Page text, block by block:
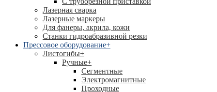
Лазерная сварка
Лазерные маркеры
Для фанеры, акрила, кожи
Станки гидроабразивной резки
Прессовое оборудование+
Листогибы+
Ручные+
Сегментные
Электромагнитные
Проходные